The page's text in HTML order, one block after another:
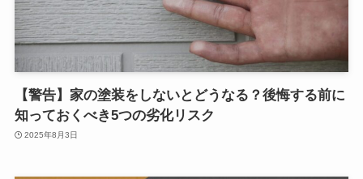
【警告】家の塗装をしないとどうなる？後悔する前に
知っておくべき5つの劣化リスク
2025年8月3日